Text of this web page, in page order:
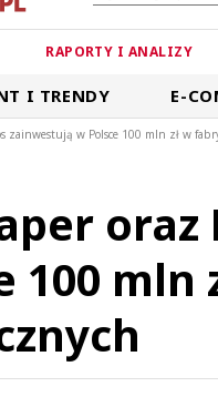
RAPORTY I ANALIZY
I TRENDY E-
zainwestują w Polsce 100 mln zł w
100